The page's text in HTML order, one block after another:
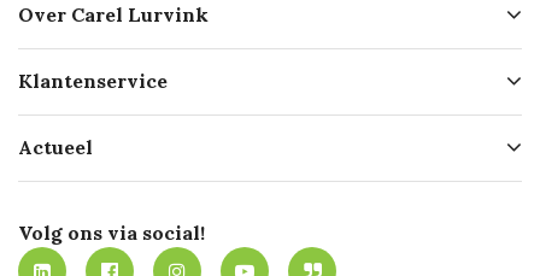
Over Carel Lurvink
Geschiedenis
Missie
Werken bij Carel Lurvink
MVO
Klantenservice
Bezorgen
Mijn Carel Lurvink
Mijn Carel Lurvink instructievideo's
Actueel
Innovation LAB
Tevreden klanten
Volg ons via social!